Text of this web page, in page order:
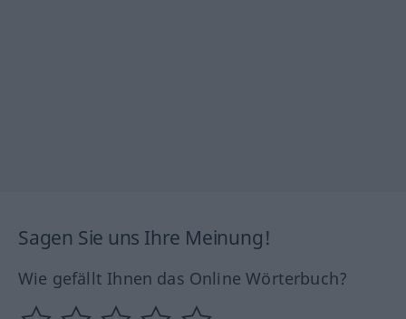
Sagen Sie uns Ihre Meinung!
Wie gefällt Ihnen das Online Wörterbuch?